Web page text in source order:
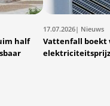
half
17.07.2026| Nieuws
Vattenfall boekt